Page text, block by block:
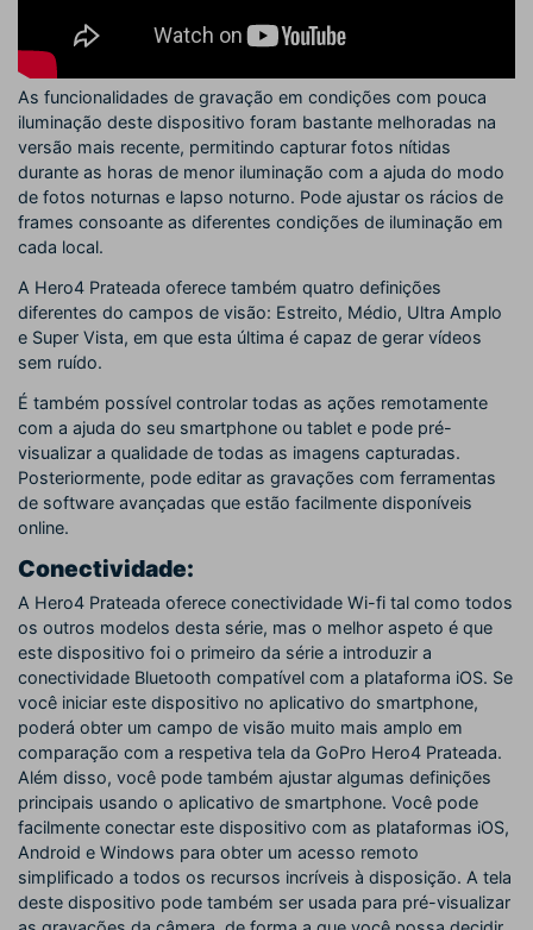
As funcionalidades de gravação em condições com pouca
iluminação deste dispositivo foram bastante melhoradas na
versão mais recente, permitindo capturar fotos nítidas
durante as horas de menor iluminação com a ajuda do modo
de fotos noturnas e lapso noturno. Pode ajustar os rácios de
frames consoante as diferentes condições de iluminação em
cada local.
A Hero4 Prateada oferece também quatro definições
diferentes do campos de visão: Estreito, Médio, Ultra Amplo
e Super Vista, em que esta última é capaz de gerar vídeos
sem ruído.
É também possível controlar todas as ações remotamente
com a ajuda do seu smartphone ou tablet e pode pré-
visualizar a qualidade de todas as imagens capturadas.
Posteriormente, pode editar as gravações com ferramentas
de software avançadas que estão facilmente disponíveis
online.
Conectividade:
A Hero4 Prateada oferece conectividade Wi-fi tal como todos
os outros modelos desta série, mas o melhor aspeto é que
este dispositivo foi o primeiro da série a introduzir a
conectividade Bluetooth compatível com a plataforma iOS. Se
você iniciar este dispositivo no aplicativo do smartphone,
poderá obter um campo de visão muito mais amplo em
comparação com a respetiva tela da GoPro Hero4 Prateada.
Além disso, você pode também ajustar algumas definições
principais usando o aplicativo de smartphone. Você pode
facilmente conectar este dispositivo com as plataformas iOS,
Android e Windows para obter um acesso remoto
simplificado a todos os recursos incríveis à disposição. A tela
deste dispositivo pode também ser usada para pré-visualizar